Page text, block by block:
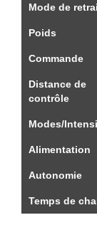
Mode de
Poids
Commande
Distance de
contrôle
Modes/
Alimentation
Autonomie
Temps de